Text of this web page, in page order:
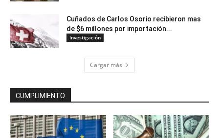
Cuñados de Carlos Osorio recibieron mas
de $6 millones por importación...
Investigación
Cargar más
CUMPLIMIENTO